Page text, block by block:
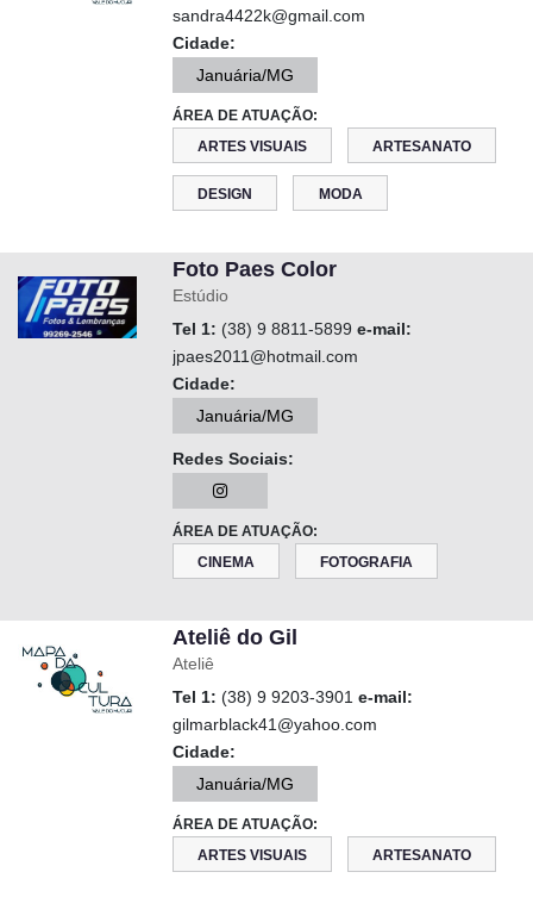
sandra4422k@gmail.com
Cidade:
Januária/MG
ÁREA DE ATUAÇÃO:
ARTES VISUAIS
ARTESANATO
DESIGN MODA
Foto Paes Color
Estúdio
Tel 1: (38) 9 8811-5899 e-mail:
jpaes2011@hotmail.com
Cidade:
Januária/MG
Redes Sociais:
ÁREA DE ATUAÇÃO:
CINEMA
FOTOGRAFIA
Ateliê do Gil
Ateliê
Tel 1: (38) 9 9203-3901 e-mail:
gilmarblack41@yahoo.com
Cidade:
Januária/MG
ÁREA DE ATUAÇÃO:
ARTES VISUAIS
ARTESANATO